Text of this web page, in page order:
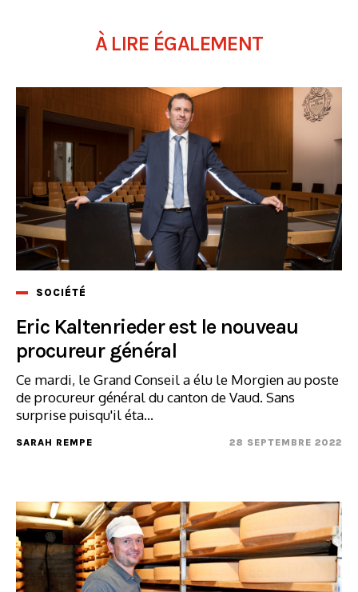
À LIRE ÉGALEMENT
SOCIÉTÉ
Eric Kaltenrieder est le nouveau
procureur général
Ce mardi, le Grand Conseil a élu le Morgien au poste
de procureur général du canton de Vaud. Sans
surprise puisqu'il éta...
SARAH REMPE 28 SEPTEMBRE 2022